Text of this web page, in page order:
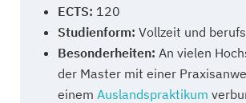
ECTS: 120
Studienform: Vollzeit und
Besonderheiten: An vielen
der Master mit einer
einem Auslandspraktikum